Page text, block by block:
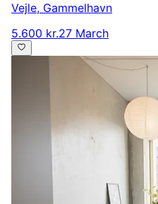
Vejle, Gammelhavn
5.600 kr.27 March